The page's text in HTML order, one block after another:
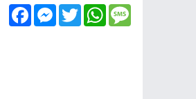
FacebookMessenger
TwitterWhatsApp